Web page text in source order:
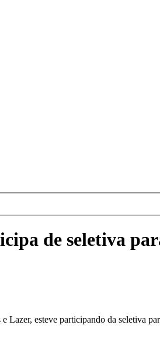
de seletiva
esteve participando da seletiva